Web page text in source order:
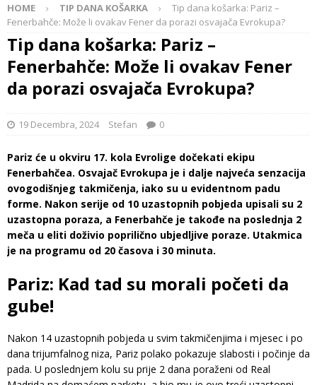
HOME TIP DANA KOŠARKA
Tip dana košarka: Pariz –
Fenerbahče: Može li ovakav Fener da porazi osvajača Evrokupa?
Tip dana košarka: Pariz –
Fenerbahče: Može li ovakav Fener
da porazi osvajača Evrokupa?
19 Decembra, 2024 Stefan 0
Pariz će u okviru 17. kola Evrolige dočekati ekipu
Fenerbahčea. Osvajač Evrokupa je i dalje najveća senzacija
ovogodišnjeg takmičenja, iako su u evidentnom padu
forme. Nakon serije od 10 uzastopnih pobjeda upisali su 2
uzastopna poraza, a Fenerbahče je takođe na poslednja 2
meča u eliti doživio poprilično ubjedljive poraze. Utakmica
je na programu od 20 časova i 30 minuta.
Pariz: Kad tad su morali početi da
gube!
Nakon 14 uzastopnih pobjeda u svim takmičenjima i mjesec i po
dana trijumfalnog niza, Pariz polako pokazuje slabosti i počinje da
pada. U poslednjem kolu su prije 2 dana poraženi od Real